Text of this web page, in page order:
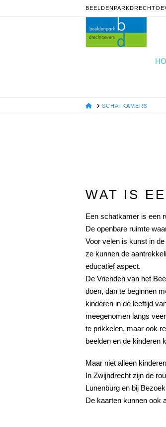
HOMESCHATKAMERS
WAT IS
Een schatkamer is een
De openbare ruimte
Voor velen is kunst in
ze kunnen de
educatief aspect.
De Vrienden van het
doen, dan te beginnen
kinderen in de leeftijd
meegenomen langs
te prikkelen, maar ook
beelden en de kinderen
Maar niet alleen
In Zwijndrecht zijn de
Lunenburg en bij
De kaarten kunnen ook